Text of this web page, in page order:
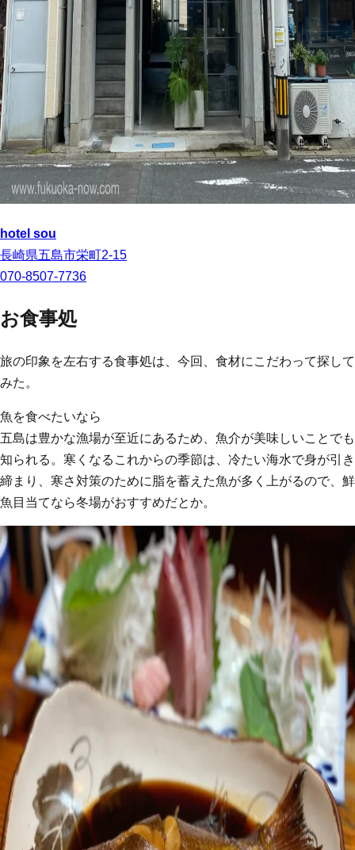
hotel sou
長崎県五島市栄町2-15
070-8507-7736
お食事処
旅の印象を左右する食事処は、今回、食材にこだわって探して
みた。
魚を食べたいなら
五島は豊かな漁場が至近にあるため、魚介が美味しいことでも
知られる。寒くなるこれからの季節は、冷たい海水で身が引き
締まり、寒さ対策のために脂を蓄えた魚が多く上がるので、鮮
魚目当てなら冬場がおすすめだとか。